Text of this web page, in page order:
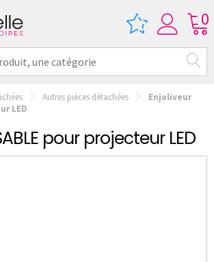
0
Autres pièces détachées
Enjoliveur
LED
pour projecteur LED